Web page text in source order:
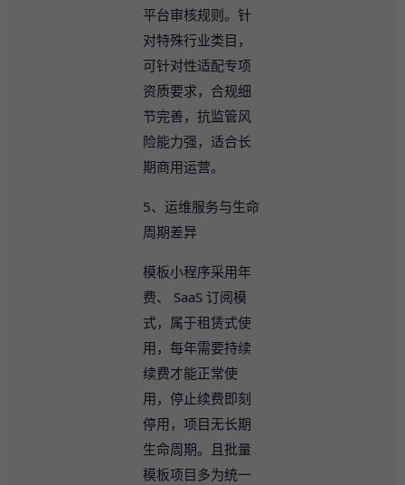
平台审核规则。针
对特殊行业类目，
可针对性适配专项
资质要求，合规细
节完善，抗监管风
险能力强，适合长
期商用运营。
5、运维服务与生命
周期差异
模板小程序采用年
费、 SaaS 订阅模
式，属于租赁式使
用，每年需要持续
续费才能正常使
用，停止续费即刻
停用，项目无长期
生命周期。且批量
模板项目多为统一